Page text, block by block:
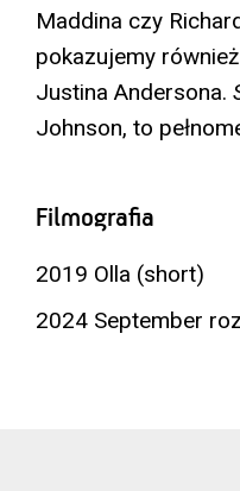
Maddina czy
pokazujemy
Justina Andersona.
Johnson, to
Filmografia
2019 Olla (short)
2024 September